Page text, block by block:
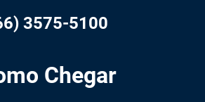
3575-5100
Chegar